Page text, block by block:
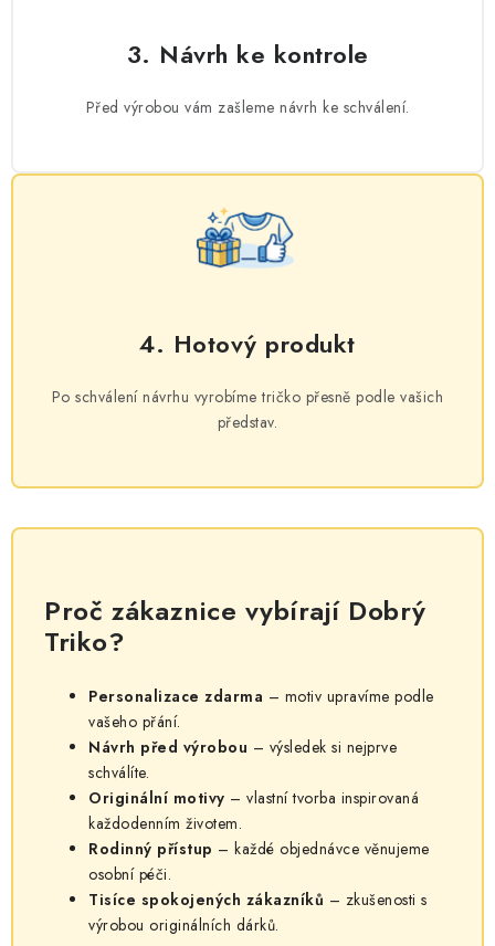
3. Návrh ke kontrole
Před výrobou vám zašleme návrh ke schválení.
4. Hotový produkt
Po schválení návrhu vyrobíme tričko přesně podle vašich
představ.
Proč zákaznice vybírají Dobrý
Triko?
Personalizace zdarma – motiv upravíme podle
vašeho přání.
Návrh před výrobou – výsledek si nejprve
schválíte.
Originální motivy – vlastní tvorba inspirovaná
každodenním životem.
Rodinný přístup – každé objednávce věnujeme
osobní péči.
Tisíce spokojených zákazníků – zkušenosti s
výrobou originálních dárků.